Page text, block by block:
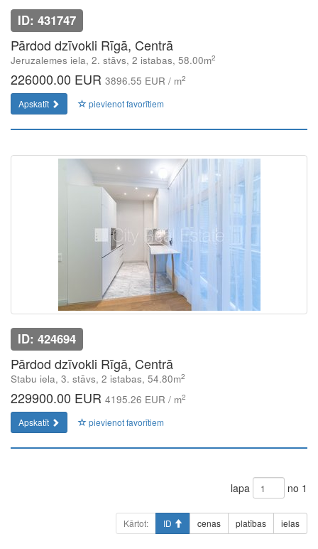
ID: 431747
Pārdod dzīvokli Rīgā, Centrā
Jeruzalemes iela, 2. stāvs, 2 istabas, 58.00m2
226000.00 EUR 3896.55 EUR / m2
Apskatīt pievienot favorītiem
ID: 424694
Pārdod dzīvokli Rīgā, Centrā
Stabu iela, 3. stāvs, 2 istabas, 54.80m2
229900.00 EUR 4195.26 EUR / m2
Apskatīt pievienot favorītiem
lapa no 1
Kārtot: ID cenas platības ielas